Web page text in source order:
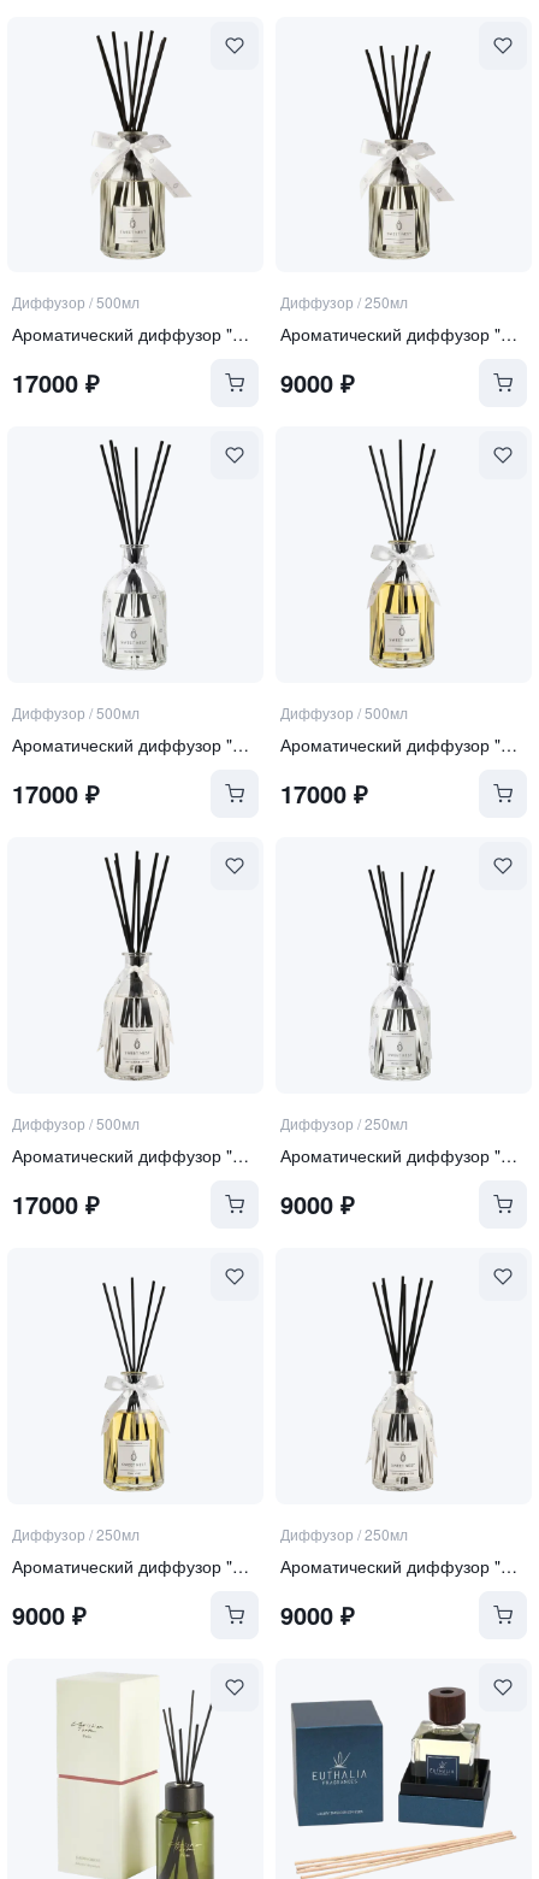
Диффузор /500мл
Ароматический диффузор "Pure Rose"
17000 ₽
Диффузор /250мл
Ароматический диффузор "Pure Rose"
9000₽
Диффузор /500мл
Ароматический диффузор "Sea Salt and Orchid"
17000 ₽
Диффузор /500мл
Ароматический диффузор "Tonka and Oud"
17000₽
Диффузор /500мл
Ароматический диффузор "Soft Linen & Cotton"
17000 ₽
Диффузор /250мл
Ароматический диффузор "Sea Salt and Orchid"
9000₽
Диффузор /250мл
Ароматический диффузор "Tonka and Oud"
9000 ₽
Диффузор /250мл
Ароматический диффузор "Soft Linen & Cotton"
9000₽